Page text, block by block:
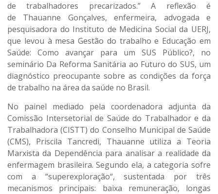
de trabalhadores precarizados.” A reflexão é
de Thauanne Gonçalves, enfermeira, advogada e
pesquisadora do Instituto de Medicina Social da UERJ,
que levou à mesa Gestão do trabalho e Educação em
Saúde: Como avançar para um SUS Público?, no
seminário Da Reforma Sanitária ao Futuro do SUS, um
diagnóstico preocupante sobre as condições da força
de trabalho na área da saúde no Brasil.
No painel mediado pela coordenadora adjunta da
Comissão Intersetorial de Saúde do Trabalhador e da
Trabalhadora (CISTT) do Conselho Municipal de Saúde
(CMS), Priscila Tancredi, Thauanne utiliza a Teoria
Marxista da Dependência para analisar a realidade da
enfermagem brasileira. Segundo ela, a categoria sofre
com a “superexploração“, sustentada por três
mecanismos principais: baixa remuneração, longas